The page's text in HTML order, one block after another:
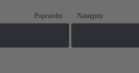
Poprzedni Następny